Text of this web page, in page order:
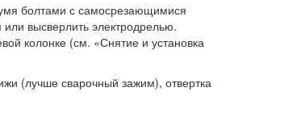
болта­ми с самосрезающимися
высверлить электро­дрелью.
колонке (см. «Снятие и установка
(лучше сварочный зажим), отвертка